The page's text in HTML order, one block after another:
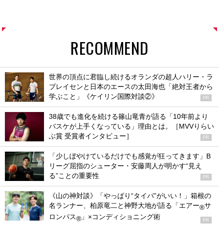
RECOMMEND
世界の頂点に君臨し続けるオランダの超人ハリー・ラ
ブレイセンと日本のエースの太田海也「絶対王者から
学ぶこと」《ケイリン国際対談②》
PR
38歳でも進化を続ける篠山竜青が語る「10年前より
バスケが上手くなっている」理由とは。［MVVりらい
ぶ賞 受賞者インタビュー］
PR
「少しぼやけているだけでも感覚が狂ってきます」B
リーグ屈指のシューター・安藤周人が明かす“見え
る”ことの重要性
PR
《山の神対談》「やっぱり“タイパ”がいい！」箱根の
名ランナー、柏原竜二と神野大地が語る「エアー®サ
ロンパス® 」×コンディショニング術 PR